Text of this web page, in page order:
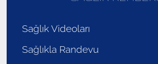
Sağlık Videoları
Sağlıkla Randevu